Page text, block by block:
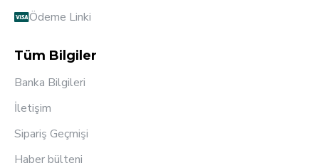
Ödeme Linki
Tüm Bilgiler
Banka Bilgileri
İletişim
Sipariş Geçmişi
Haber bülteni